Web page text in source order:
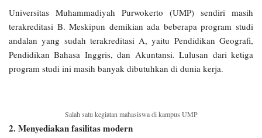
Universitas Muhammadiyah Purwokerto (UMP) sendiri masih
terakreditasi B. Meskipun demikian ada beberapa program studi
andalan yang sudah terakreditasi A, yaitu Pendidikan Geografi,
Pendidikan Bahasa Inggris, dan Akuntansi. Lulusan dari ketiga
program studi ini masih banyak dibutuhkan di dunia kerja.
Salah satu kegiatan mahasiswa di kampus UMP
2. Menyediakan fasilitas modern